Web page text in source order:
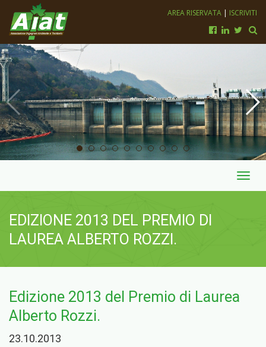
AREA RISERVATA | ISCRIVITI
EDIZIONE 2013 DEL PREMIO DI
LAUREA ALBERTO ROZZI.
Edizione 2013 del Premio di Laurea
Alberto Rozzi.
23.10.2013